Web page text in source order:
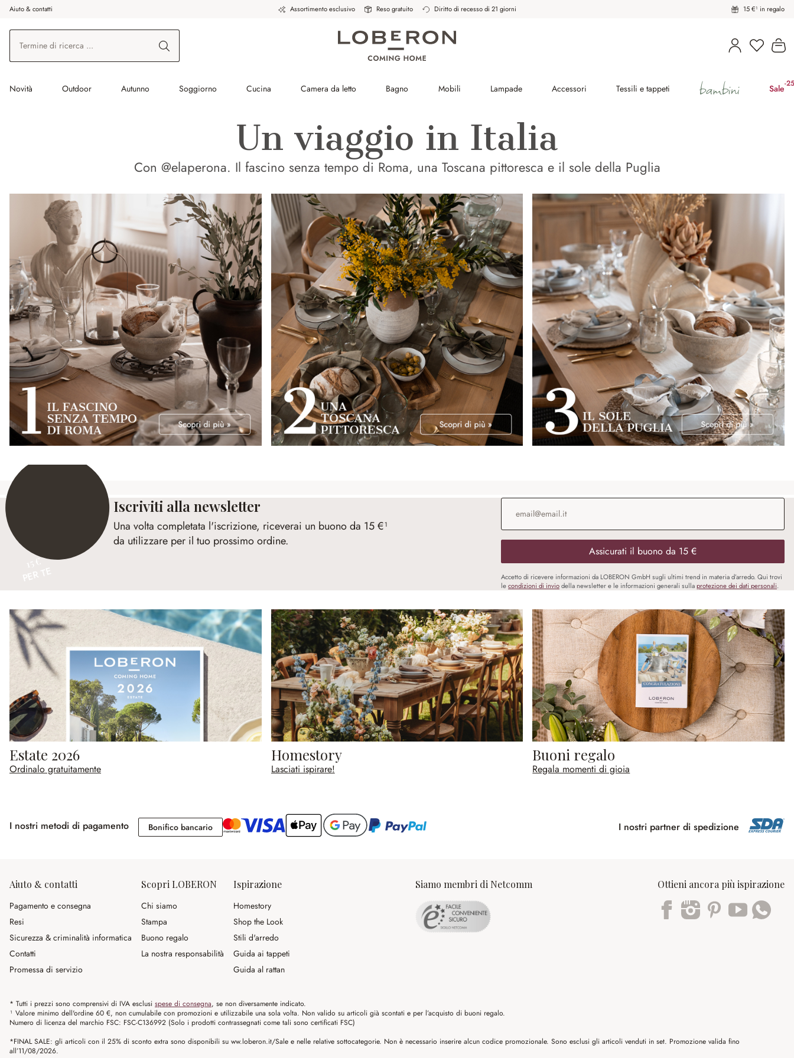
al contenuto principale
Vai alla ricerca
Vai alla navigazione principale
Aiuto & contatti Assortimento esclusivo Reso gratuito Diritto di recesso di 21 giorni 15 €¹ in regalo
Hai 0 Il
Novità Outdoor Autunno Soggiorno Cucina Camera da letto Bagno Mobili Lampade Accessori Tessili e tappeti bambini Sale-
Un viaggio in Italia
Con @elaperona. Il fascino senza tempo di Roma, una Toscana pittoresca e il sole della Puglia
15 €
Iscriviti alla newsletter
Una volta completata l'iscrizione, riceverai un buono da 15 €¹
da utilizzare per il tuo prossimo ordine.
Indirizzo e-mail*
Assicurati il buono da 15 €
Accetto di ricevere informazioni da LOBERON GmbH sugli ultimi trend in materia d’arredo. Qui trovi
lecondizioni di inviodella newsletter e le informazioni generali sullaprotezione dei dati personali.
Estate 2026
Ordinalo gratuitamente
Homestory
Lasciati ispirare!
Buoni regalo
Regala momenti di gioia
I nostri metodi di pagamento Bonifico bancarioBonifico bancario I nostri partner di spedizione
Aiuto & contatti
Pagamento e consegna
Resi
Sicurezza & criminalità informatica
Contatti
Promessa di servizio
Scopri LOBERON
Chi siamo
Stampa
Buono regalo
La nostra responsabilità
Ispirazione
Homestory
Shop the Look
Stili d'arredo
Guida ai tappeti
Guida al rattan
Siamo membri di Netcomm Ottieni ancora più ispirazione
* Tutti i prezzi sono comprensivi di IVA esclusi spese di consegna, se non diversamente indicato.
¹ Valore minimo dell'ordine 60 €, non cumulabile con promozioni e utilizzabile una sola volta. Non valido su articoli già scontati e per l’acquisto di buoni regalo.
Numero di licenza del marchio FSC: FSC-C136992 (Solo i prodotti contrassegnati come tali sono certificati FSC)
*FINAL SALE: gli articoli con il 25% di sconto extra sono disponibili su ww.loberon.it/Sale e nelle relative sottocategorie. Non è necessario inserire alcun codice promozionale. Sono esclusi gli articoli venduti in set. Promozione valida fino
all’11/08/2026.